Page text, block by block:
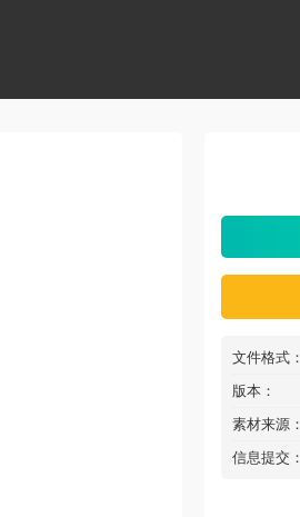
文件格式：
版本：
素材来源：
信息提交：